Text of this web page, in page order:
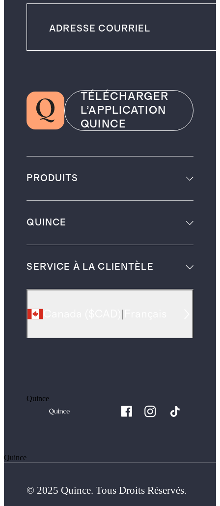
TÉLÉCHARGER
L’APPLICATION
QUINCE
PRODUITS
QUINCE
SERVICE À LA CLIENTÈLE
Quince
Quince
© 2025 Quince. Tous Droits Réservés.